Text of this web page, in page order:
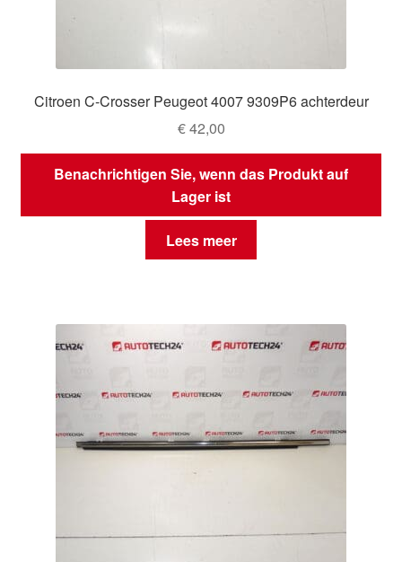
Citroen C-Crosser Peugeot 4007 9309P6 achterdeur
€42,00
Benachrichtigen Sie, wenn das Produkt auf
Lager ist
Lees meer